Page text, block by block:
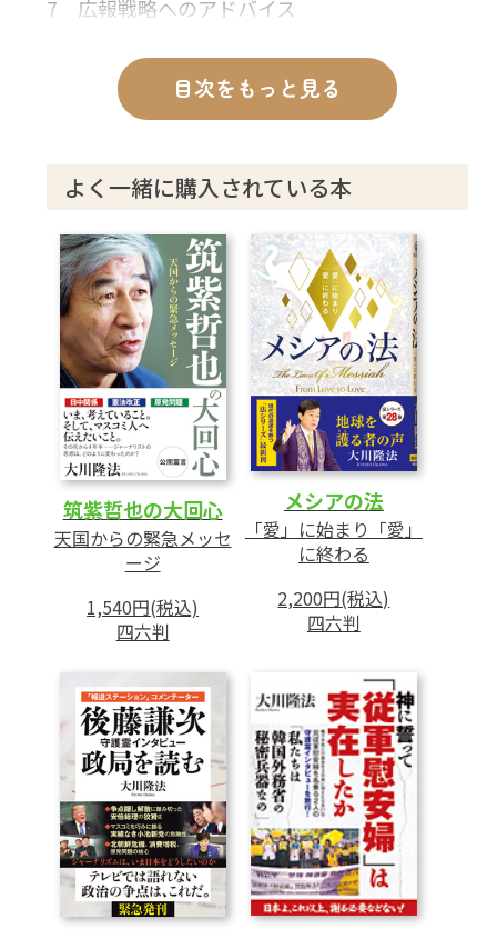
7 広報戦略へのアドバイス
あとがき
目次をもっと見る
よく一緒に購入されている本
筑紫哲也の大回心
天国からの緊急メッセ
ージ
1,540円(税込)
四六判
メシアの法
「愛」に始まり「愛」
に終わる
2,200円(税込)
四六判